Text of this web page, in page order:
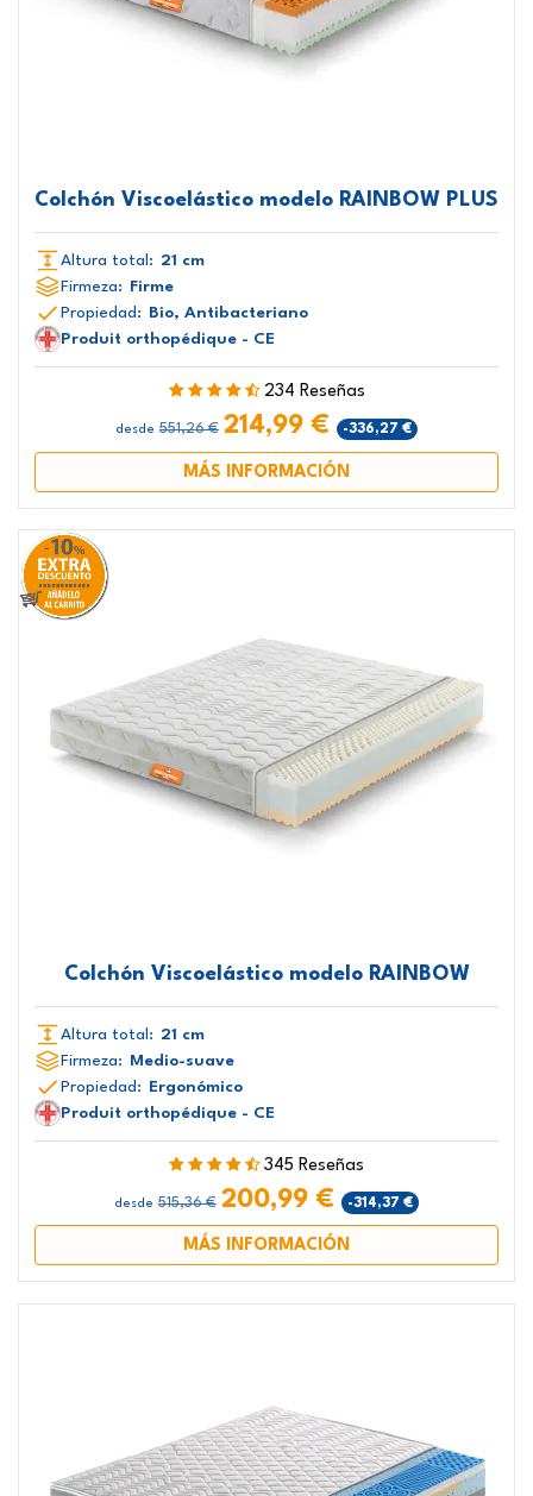
Colchón Viscoelástico modelo RAINBOW PLUS
Altura total: 21 cm
Firmeza:
Firme
Propiedad:
Bio, Antibacteriano
Produit orthopédique - CE
234 Reseñas
desde 551,26 € 214,99 € -336,27 €
MÁS INFORMACIÓN
Colchón Viscoelástico modelo RAINBOW
Altura total: 21 cm
Firmeza: Medio-suave
Propiedad: Ergonómico
Produit orthopédique - CE
345 Reseñas
desde 515,36 € 200,99 € -314,37 €
MÁS INFORMACIÓN